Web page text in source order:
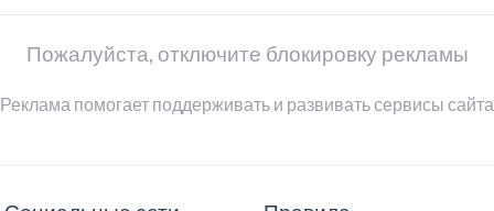
Пожалуйста, отключите блокировку рекламы
Реклама помогает поддерживать и развивать сервисы сайта